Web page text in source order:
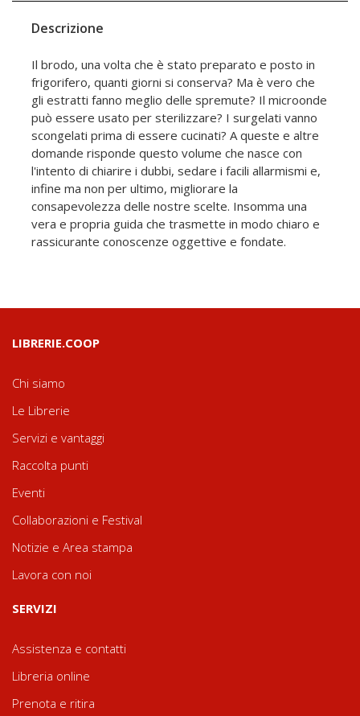
Descrizione
Il brodo, una volta che è stato preparato e posto in
frigorifero, quanti giorni si conserva? Ma è vero che
gli estratti fanno meglio delle spremute? Il microonde
può essere usato per sterilizzare? I surgelati vanno
scongelati prima di essere cucinati? A queste e altre
domande risponde questo volume che nasce con
l'intento di chiarire i dubbi, sedare i facili allarmismi e,
infine ma non per ultimo, migliorare la
consapevolezza delle nostre scelte. Insomma una
vera e propria guida che trasmette in modo chiaro e
rassicurante conoscenze oggettive e fondate.
LIBRERIE.COOP
Chi siamo
Le Librerie
Servizi e vantaggi
Raccolta punti
Eventi
Collaborazioni e Festival
Notizie e Area stampa
Lavora con noi
SERVIZI
Assistenza e contatti
Libreria online
Prenota e ritira